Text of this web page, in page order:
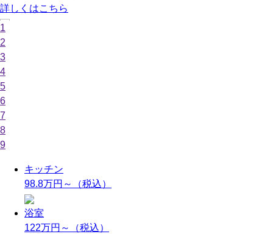
詳しくはこちら
1
2
3
4
5
6
7
8
9
キッチン
98.8万円～
（税込）
浴室
122万円～
（税込）